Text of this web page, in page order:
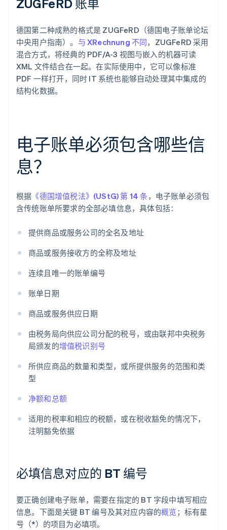
ZUGFeRD 账单
德国第二种成熟的格式是 ZUGFeRD（德国电子账单论坛
中央用户指南）。 与 XRechnung 不同，ZUGFeRD 采用
混合方式，将经典的 PDF/A-3 视图与嵌入的机器可读
XML 文件结合在一起。在实际使用中，它可以像标准
PDF 一样打开，同时 IT 系统也能够自动处理其中集成的
结构化数据。
电子账单必须包含哪些信
息？
根据 《德国增值税法》(UStG) 第 14 条，电子账单必须包
含传统账单所要求的全部必填信息，具体包括：
提供商品或服务公司的全名及地址
商品或服务接收方的全称及地址
连续且唯一的账单编号
账单日期
商品或服务供应日期
由税务局向供应公司分配的税号，或由联邦中央税务
局颁发的增值税识别号
所供应商品的数量和类型，或所提供服务的范围和类
型
净额和总额
适用的税率和相应的税额，或在税收豁免的情况下，
注明豁免依据
必填信息对应的 BT 编号
要正确创建电子账单，需要在指定的 BT 字段中填写相应
信息。下面是关键 BT 编号及其对应内容的概览 ；标有星
号（*）的项目为必填项。